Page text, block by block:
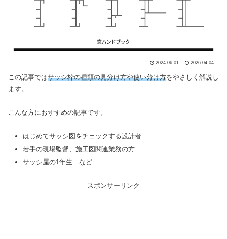
2024.06.01 2026.04.04
この記事ではサッシ枠の種類の見分け方や使い分け方をやさしく解説し
ます。
こんな方におすすめの記事です。
はじめてサッシ図をチェックする設計者
若手の現場監督、施工図関連業務の方
サッシ屋の1年生 など
スポンサーリンク